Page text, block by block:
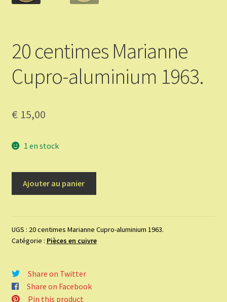
Panier
20 centimes Marianne
Cupro-aluminium 1963.
€ 15,00
1 en stock
Marianne
Cupro-
Ajouter au panier
UGS : 20 centimes Marianne Cupro-aluminium 1963.
Catégorie : Pièces en cuivre
Share on Twitter
Share on Facebook
Pin this product